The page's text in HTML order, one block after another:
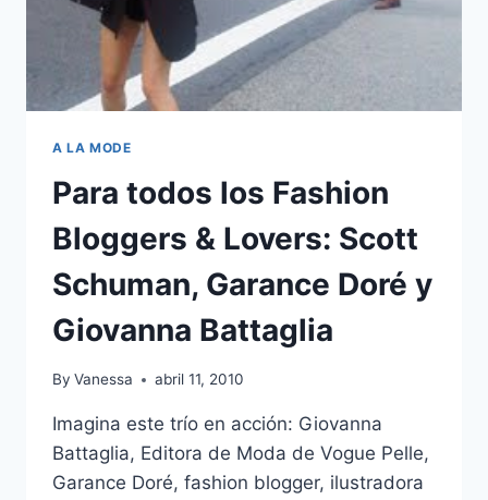
A LA MODE
Para todos los Fashion
Bloggers & Lovers: Scott
Schuman, Garance Doré y
Giovanna Battaglia
By Vanessa abril 11, 2010
Imagina este trío en acción: Giovanna
Battaglia, Editora de Moda de Vogue Pelle,
Garance Doré, fashion blogger, ilustradora